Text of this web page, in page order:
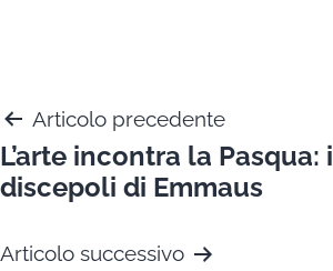
Navigazione
articoli
Articolo precedente
L’arte incontra la Pasqua: i
discepoli di Emmaus
Articolo successivo